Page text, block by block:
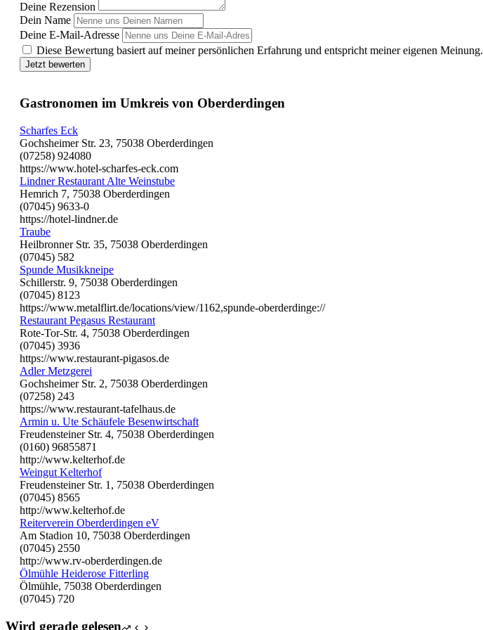
Deine Rezension
Dein Name
Deine E-Mail-Adresse
Diese Bewertung basiert auf meiner persönlichen Erfahrung und entspricht meiner eigenen Meinung.
Jetzt bewerten
Gastronomen im Umkreis von Oberderdingen
Scharfes Eck
Gochsheimer Str. 23, 75038 Oberderdingen
(07258) 924080
https://www.hotel-scharfes-eck.com
Lindner Restaurant Alte Weinstube
Hemrich 7, 75038 Oberderdingen
(07045) 9633-0
https://hotel-lindner.de
Traube
Heilbronner Str. 35, 75038 Oberderdingen
(07045) 582
Spunde Musikkneipe
Schillerstr. 9, 75038 Oberderdingen
(07045) 8123
https://www.metalflirt.de/locations/view/1162,spunde-oberderdinge://
Restaurant Pegasus Restaurant
Rote-Tor-Str. 4, 75038 Oberderdingen
(07045) 3936
https://www.restaurant-pigasos.de
Adler Metzgerei
Gochsheimer Str. 2, 75038 Oberderdingen
(07258) 243
https://www.restaurant-tafelhaus.de
Armin u. Ute Schäufele Besenwirtschaft
Freudensteiner Str. 4, 75038 Oberderdingen
(0160) 96855871
http://www.kelterhof.de
Weingut Kelterhof
Freudensteiner Str. 1, 75038 Oberderdingen
(07045) 8565
http://www.kelterhof.de
Reiterverein Oberderdingen eV
Am Stadion 10, 75038 Oberderdingen
(07045) 2550
http://www.rv-oberderdingen.de
Ölmühle Heiderose Fitterling
Ölmühle, 75038 Oberderdingen
(07045) 720
Wird gerade gelesen